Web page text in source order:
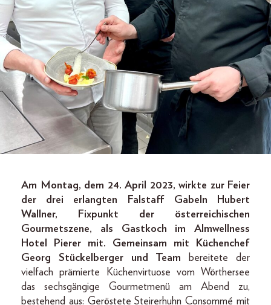
Am Montag, dem 24. April 2023, wirkte zur Feier
der drei erlangten Falstaff Gabeln Hubert
Wallner, Fixpunkt der österreichischen
Gourmetszene, als Gastkoch im Almwellness
Hotel Pierer mit. Gemeinsam mit Küchenchef
Georg Stückelberger und Team bereitete der
vielfach prämierte Küchenvirtuose vom Wörthersee
das sechsgängige Gourmetmenü am Abend zu,
bestehend aus: Geröstete Steirerhuhn Consommé mit